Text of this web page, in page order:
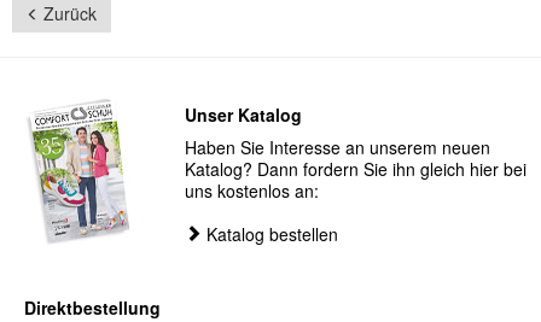
Zurück
Unser Katalog
Haben Sie Interesse an unserem neuen
Katalog? Dann fordern Sie ihn gleich hier bei
uns kostenlos an:
Katalog bestellen
Direktbestellung